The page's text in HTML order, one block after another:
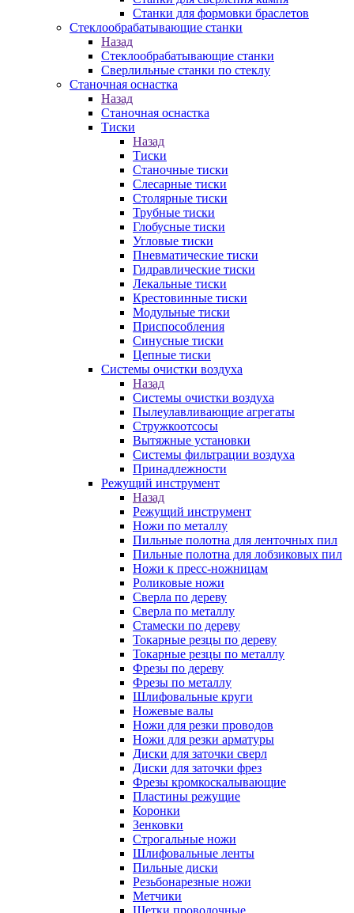
Станки для формовки браслетов
Стеклообрабатывающие станки
Назад
Стеклообрабатывающие станки
Сверлильные станки по стеклу
Станочная оснастка
Назад
Станочная оснастка
Тиски
Назад
Тиски
Станочные тиски
Слесарные тиски
Столярные тиски
Трубные тиски
Глобусные тиски
Угловые тиски
Пневматические тиски
Гидравлические тиски
Лекальные тиски
Крестовинные тиски
Модульные тиски
Приспособления
Синусные тиски
Цепные тиски
Системы очистки воздуха
Назад
Системы очистки воздуха
Пылеулавливающие агрегаты
Стружкоотсосы
Вытяжные установки
Системы фильтрации воздуха
Принадлежности
Режущий инструмент
Назад
Режущий инструмент
Ножи по металлу
Пильные полотна для ленточных пил
Пильные полотна для лобзиковых пил
Ножи к пресс-ножницам
Роликовые ножи
Сверла по дереву
Сверла по металлу
Стамески по дереву
Токарные резцы по дереву
Токарные резцы по металлу
Фрезы по дереву
Фрезы по металлу
Шлифовальные круги
Ножевые валы
Ножи для резки проводов
Ножи для резки арматуры
Диски для заточки сверл
Диски для заточки фрез
Фрезы кромкоскалывающие
Пластины режущие
Коронки
Зенковки
Строгальные ножи
Шлифовальные ленты
Пильные диски
Резьбонарезные ножи
Метчики
Щетки проволочные